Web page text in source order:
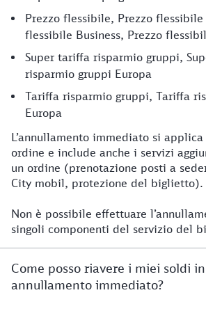
Prezzo flessibile, Prezzo flessibile
flessibile Business, Prezzo
Super tariffa risparmio gruppi,
risparmio gruppi Europa
Tariffa risparmio gruppi, Tariffa
Europa
L’annullamento immediato si
ordine e include anche i servizi
un ordine (prenotazione posti a
City mobil, protezione del biglietto).
Non è possibile effettuare
singoli componenti del servizio del
Come posso riavere i miei soldi
annullamento immediato?